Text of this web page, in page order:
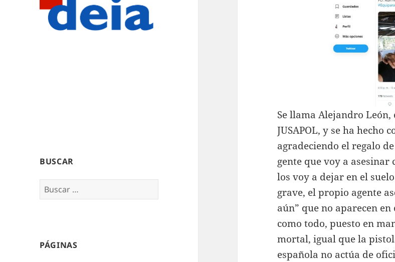
BUSCAR
Buscar:
PÁGINAS
Se llama Alejandro
JUSAPOL, y se ha hecho
agradeciendo el regalo
gente que voy a asesinar
los voy a dejar en el
grave, el propio agente
aún” que no aparecen
como todo, puesto en
mortal, igual que la
española no actúa de